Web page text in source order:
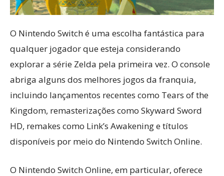
O Nintendo Switch é uma escolha fantástica para
qualquer jogador que esteja considerando
explorar a série Zelda pela primeira vez. O console
abriga alguns dos melhores jogos da franquia,
incluindo lançamentos recentes como Tears of the
Kingdom, remasterizações como Skyward Sword
HD, remakes como Link’s Awakening e títulos
disponíveis por meio do Nintendo Switch Online.
O Nintendo Switch Online, em particular, oferece